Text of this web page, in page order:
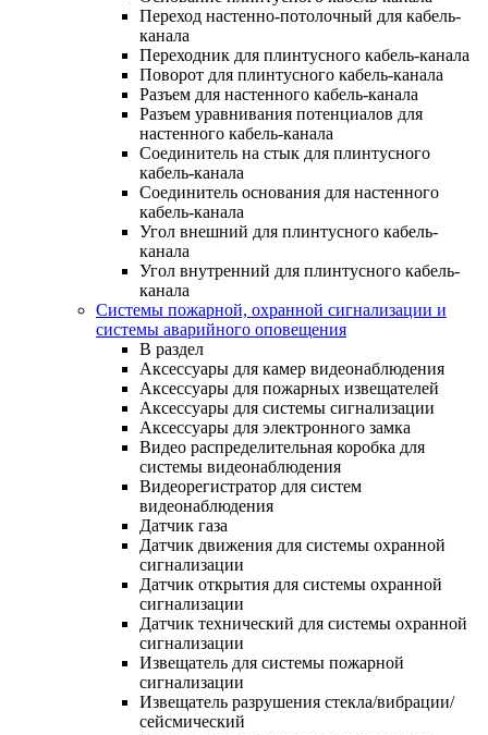
Переход настенно-потолочный для кабель-
канала
Переходник для плинтусного кабель-канала
Поворот для плинтусного кабель-канала
Разъем для настенного кабель-канала
Разъем уравнивания потенциалов для
настенного кабель-канала
Соединитель на стык для плинтусного
кабель-канала
Соединитель основания для настенного
кабель-канала
Угол внешний для плинтусного кабель-
канала
Угол внутренний для плинтусного кабель-
канала
Системы пожарной, охранной сигнализации и
системы аварийного оповещения
В раздел
Аксессуары для камер видеонаблюдения
Аксессуары для пожарных извещателей
Аксессуары для системы сигнализации
Аксессуары для электронного замка
Видео распределительная коробка для
системы видеонаблюдения
Видеорегистратор для систем
видеонаблюдения
Датчик газа
Датчик движения для системы охранной
сигнализации
Датчик открытия для системы охранной
сигнализации
Датчик технический для системы охранной
сигнализации
Извещатель для системы пожарной
сигнализации
Извещатель разрушения стекла/вибрации/
сейсмический